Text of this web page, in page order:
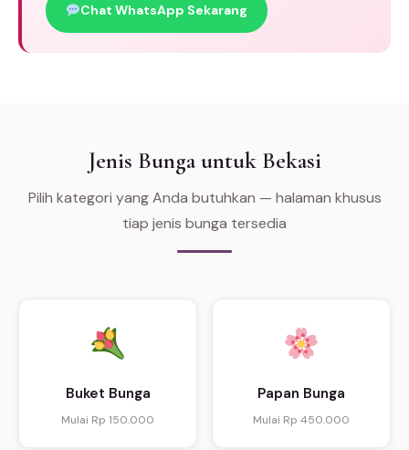
Chat WhatsApp Sekarang
Jenis Bunga untuk Bekasi
Pilih kategori yang Anda butuhkan — halaman khusus
tiap jenis bunga tersedia
Buket Bunga
Mulai Rp 150.000
Papan Bunga
Mulai Rp 450.000